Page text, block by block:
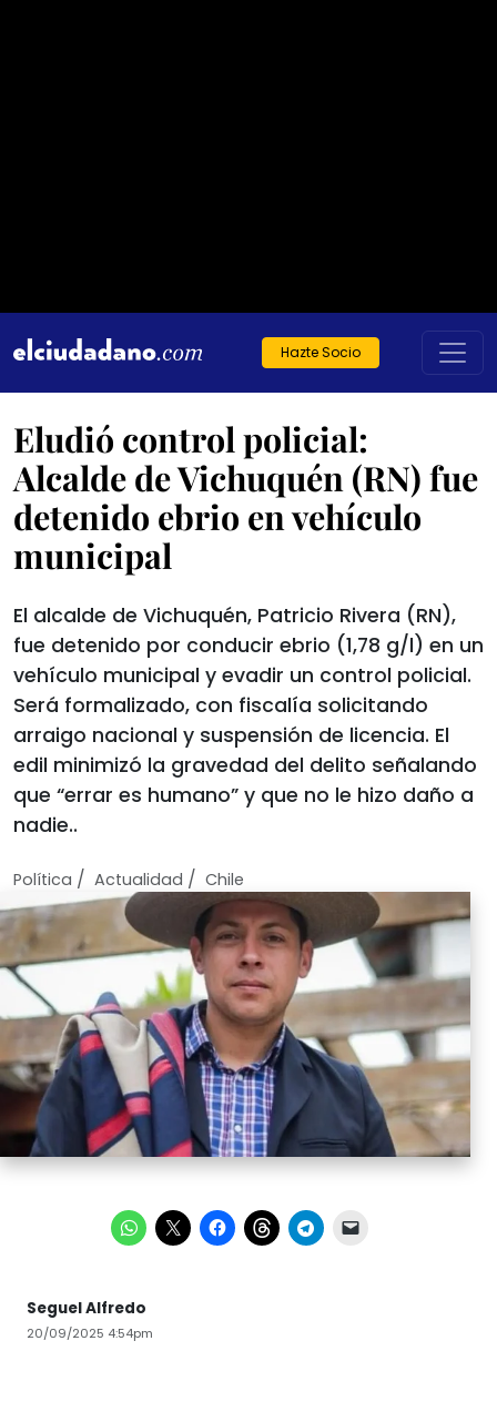
Hazte Socio
Eludió control policial:
Alcalde de Vichuquén (RN) fue
detenido ebrio en vehículo
municipal
El alcalde de Vichuquén, Patricio Rivera (RN),
fue detenido por conducir ebrio (1,78 g/l) en un
vehículo municipal y evadir un control policial.
Será formalizado, con fiscalía solicitando
arraigo nacional y suspensión de licencia. El
edil minimizó la gravedad del delito señalando
que “errar es humano” y que no le hizo daño a
nadie..
Política / Actualidad / Chile
Seguel Alfredo
20/09/2025 4:54pm